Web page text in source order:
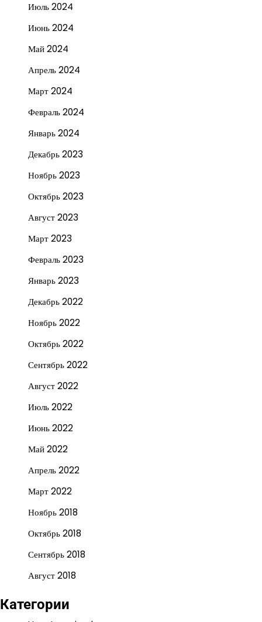
Июль 2024
Июнь 2024
Май 2024
Апрель 2024
Март 2024
Февраль 2024
Январь 2024
Декабрь 2023
Ноябрь 2023
Октябрь 2023
Август 2023
Март 2023
Февраль 2023
Январь 2023
Декабрь 2022
Ноябрь 2022
Октябрь 2022
Сентябрь 2022
Август 2022
Июль 2022
Июнь 2022
Май 2022
Апрель 2022
Март 2022
Ноябрь 2018
Октябрь 2018
Сентябрь 2018
Август 2018
Категории